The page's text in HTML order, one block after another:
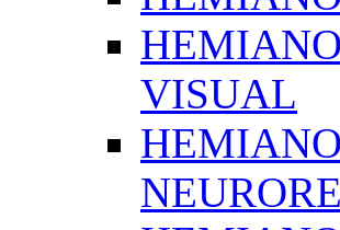
VISUAL